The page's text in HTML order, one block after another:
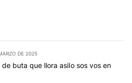
DE 2025
de buta que llora asiIo sos vos en